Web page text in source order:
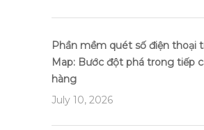
Phần mềm quét số điện thoại
Map: Bước đột phá trong tiếp
hàng
July 10, 2026